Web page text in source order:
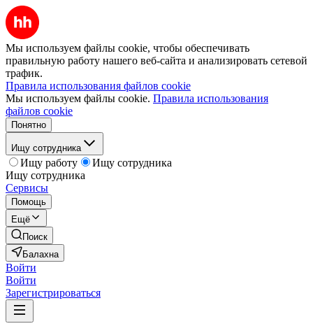
Мы используем файлы cookie, чтобы обеспечивать
правильную работу нашего веб-сайта и анализировать сетевой
трафик.
Правила использования файлов cookie
Мы используем файлы cookie. Правила использования
файлов cookie
Понятно
Ищу сотрудника
Ищу работу
Ищу сотрудника
Ищу сотрудника
Сервисы
Помощь
Ещё
Поиск
Балахна
Войти
Войти
Зарегистрироваться